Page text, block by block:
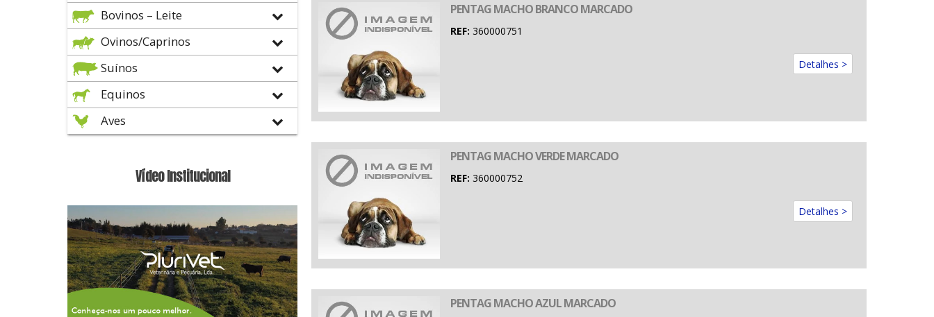
PENTAG MACHO BRANCO MARCADO
REF: 360000751
Detalhes >
PENTAG MACHO VERDE MARCADO
REF: 360000752
Detalhes >
PENTAG MACHO AZUL MARCADO
Bovinos – Leite
Ovinos/Caprinos
Suínos
Equinos
Aves
Vídeo Institucional